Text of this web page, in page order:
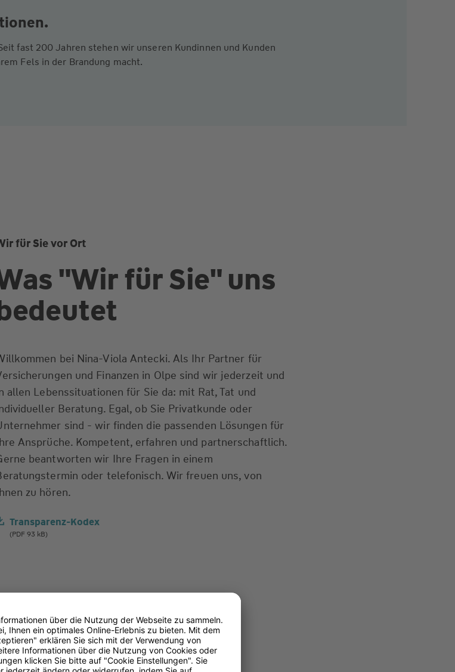
fast 200 Jahren stehen wir unseren Kundinnen und Kunden
Fels in der Brandung macht.
für Sie vor Ort
"Wir für Sie" uns
bei Nina-Viola Antecki. Als Ihr Partner für
und Finanzen in Olpe sind wir jederzeit und
allen Lebenssituationen für Sie da: mit Rat, Tat und
Beratung. Egal, ob Sie Privatkunde oder
sind - wir finden die passenden Lösungen für
Ansprüche. Kompetent, erfahren und partnerschaftlich.
beantworten wir Ihre Fragen in einem
oder telefonisch. Wir freuen uns, von
zu hören.
Transparenz-Kodex
(PDF 93 kB)